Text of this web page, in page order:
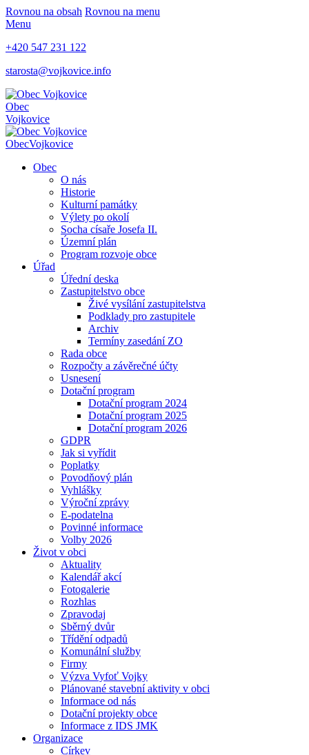
Rovnou na obsah Rovnou na menu
Menu
+420 547 231 122
starosta@vojkovice.info
Obec
Vojkovice
ObecVojkovice
Obec
O nás
Historie
Kulturní památky
Výlety po okolí
Socha císaře Josefa II.
Územní plán
Program rozvoje obce
Úřad
Úřední deska
Zastupitelstvo obce
Živé vysílání zastupitelstva
Podklady pro zastupitele
Archiv
Termíny zasedání ZO
Rada obce
Rozpočty a závěrečné účty
Usnesení
Dotační program
Dotační program 2024
Dotační program 2025
Dotační program 2026
GDPR
Jak si vyřídit
Poplatky
Povodňový plán
Vyhlášky
Výroční zprávy
E-podatelna
Povinné informace
Volby 2026
Život v obci
Aktuality
Kalendář akcí
Fotogalerie
Rozhlas
Zpravodaj
Sběrný dvůr
Třídění odpadů
Komunální služby
Firmy
Výzva Vyfoť Vojky
Plánované stavební aktivity v obci
Informace od nás
Dotační projekty obce
Informace z IDS JMK
Organizace
Církev